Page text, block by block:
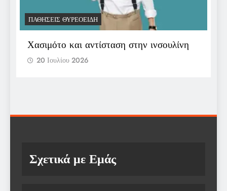
ΠΑΘΉΣΕΙΣ ΘΥΡΕΟΕΙΔΉ
Χασιμότο και αντίσταση στην ινσουλίνη
20 Ιουλίου 2026
Σχετικά με Εμάς